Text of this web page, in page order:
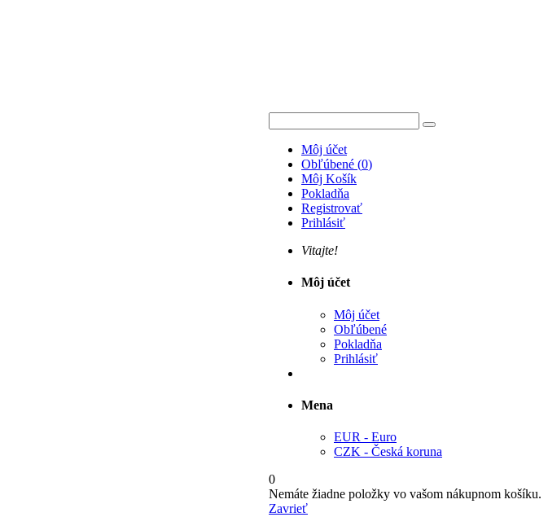
Môj účet
Obľúbené (0)
Môj Košík
Pokladňa
Registrovať
Prihlásiť
Vitajte!
Môj účet
Môj účet
Obľúbené
Pokladňa
Prihlásiť
Mena
EUR - Euro
CZK - Česká koruna
0
Nemáte žiadne položky vo vašom nákupnom košíku.
Zavrieť